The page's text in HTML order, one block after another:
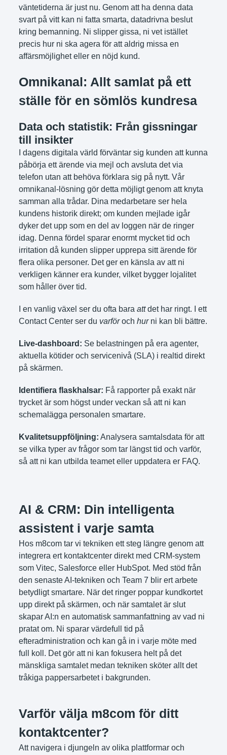
väntetiderna är just nu. Genom att ha denna data
svart på vitt kan ni fatta smarta, datadrivna beslut
kring bemanning. Ni slipper gissa, ni vet istället
precis hur ni ska agera för att aldrig missa en
affärsmöjlighet eller en nöjd kund.
Omnikanal: Allt samlat på ett
ställe för en sömlös kundresa
Data och statistik: Från gissningar
till insikter
I dagens digitala värld förväntar sig kunden att kunna
påbörja ett ärende via mejl och avsluta det via
telefon utan att behöva förklara sig på nytt. Vår
omnikanal-lösning gör detta möjligt genom att knyta
samman alla trådar. Dina medarbetare ser hela
kundens historik direkt; om kunden mejlade igår
dyker det upp som en del av loggen när de ringer
idag. Denna fördel sparar enormt mycket tid och
irritation då kunden slipper upprepa sitt ärende för
flera olika personer. Det ger en känsla av att ni
verkligen känner era kunder, vilket bygger lojalitet
som håller över tid.
I en vanlig växel ser du ofta bara attdet har ringt. I ett
Contact Center ser du varföroch hurni kan bli bättre.
Live-dashboard: Se belastningen på era agenter,
aktuella kötider och servicenivå (SLA) i realtid direkt
på skärmen.
Identifiera flaskhalsar: Få rapporter på exakt när
trycket är som högst under veckan så att ni kan
schemalägga personalen smartare.
Kvalitetsuppföljning: Analysera samtalsdata för att
se vilka typer av frågor som tar längst tid och varför,
så att ni kan utbilda teamet eller uppdatera er FAQ.
AI & CRM: Din intelligenta
assistent i varje samta
Hos m8com tar vi tekniken ett steg längre genom att
integrera ert kontaktcenter direkt med CRM-system
som Vitec, Salesforce eller HubSpot. Med stöd från
den senaste AI-tekniken och Team 7 blir ert arbete
betydligt smartare. När det ringer poppar kundkortet
upp direkt på skärmen, och när samtalet är slut
skapar AI:n en automatisk sammanfattning av vad ni
pratat om. Ni sparar värdefull tid på
efteradministration och kan gå in i varje möte med
full koll. Det gör att ni kan fokusera helt på det
mänskliga samtalet medan tekniken sköter allt det
tråkiga pappersarbetet i bakgrunden.
Varför välja m8com för ditt
kontaktcenter?
Att navigera i djungeln av olika plattformar och